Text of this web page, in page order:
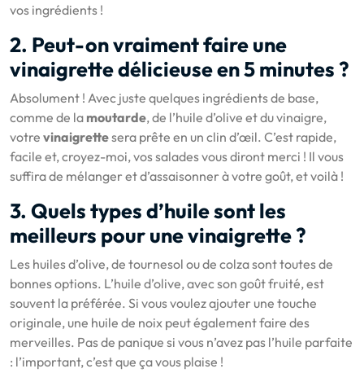
vos ingrédients !
2. Peut-on vraiment faire une
vinaigrette délicieuse en 5 minutes ?
Absolument ! Avec juste quelques ingrédients de base,
comme de la moutarde, de l’huile d’olive et du vinaigre,
votre vinaigrettesera prête en un clin d’œil. C’est rapide,
facile et, croyez-moi, vos salades vous diront merci ! Il vous
suffira de mélanger et d’assaisonner à votre goût, et voilà !
3. Quels types d’huile sont les
meilleurs pour une vinaigrette ?
Les huiles d’olive, de tournesol ou de colza sont toutes de
bonnes options. L’huile d’olive, avec son goût fruité, est
souvent la préférée. Si vous voulez ajouter une touche
originale, une huile de noix peut également faire des
merveilles. Pas de panique si vous n’avez pas l’huile parfaite
: l’important, c’est que ça vous plaise !